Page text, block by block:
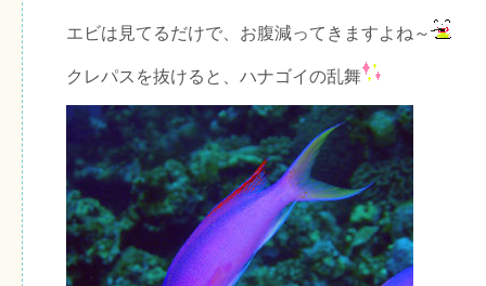
エビは見てるだけで、お腹減ってきますよね～
クレパスを抜けると、ハナゴイの乱舞